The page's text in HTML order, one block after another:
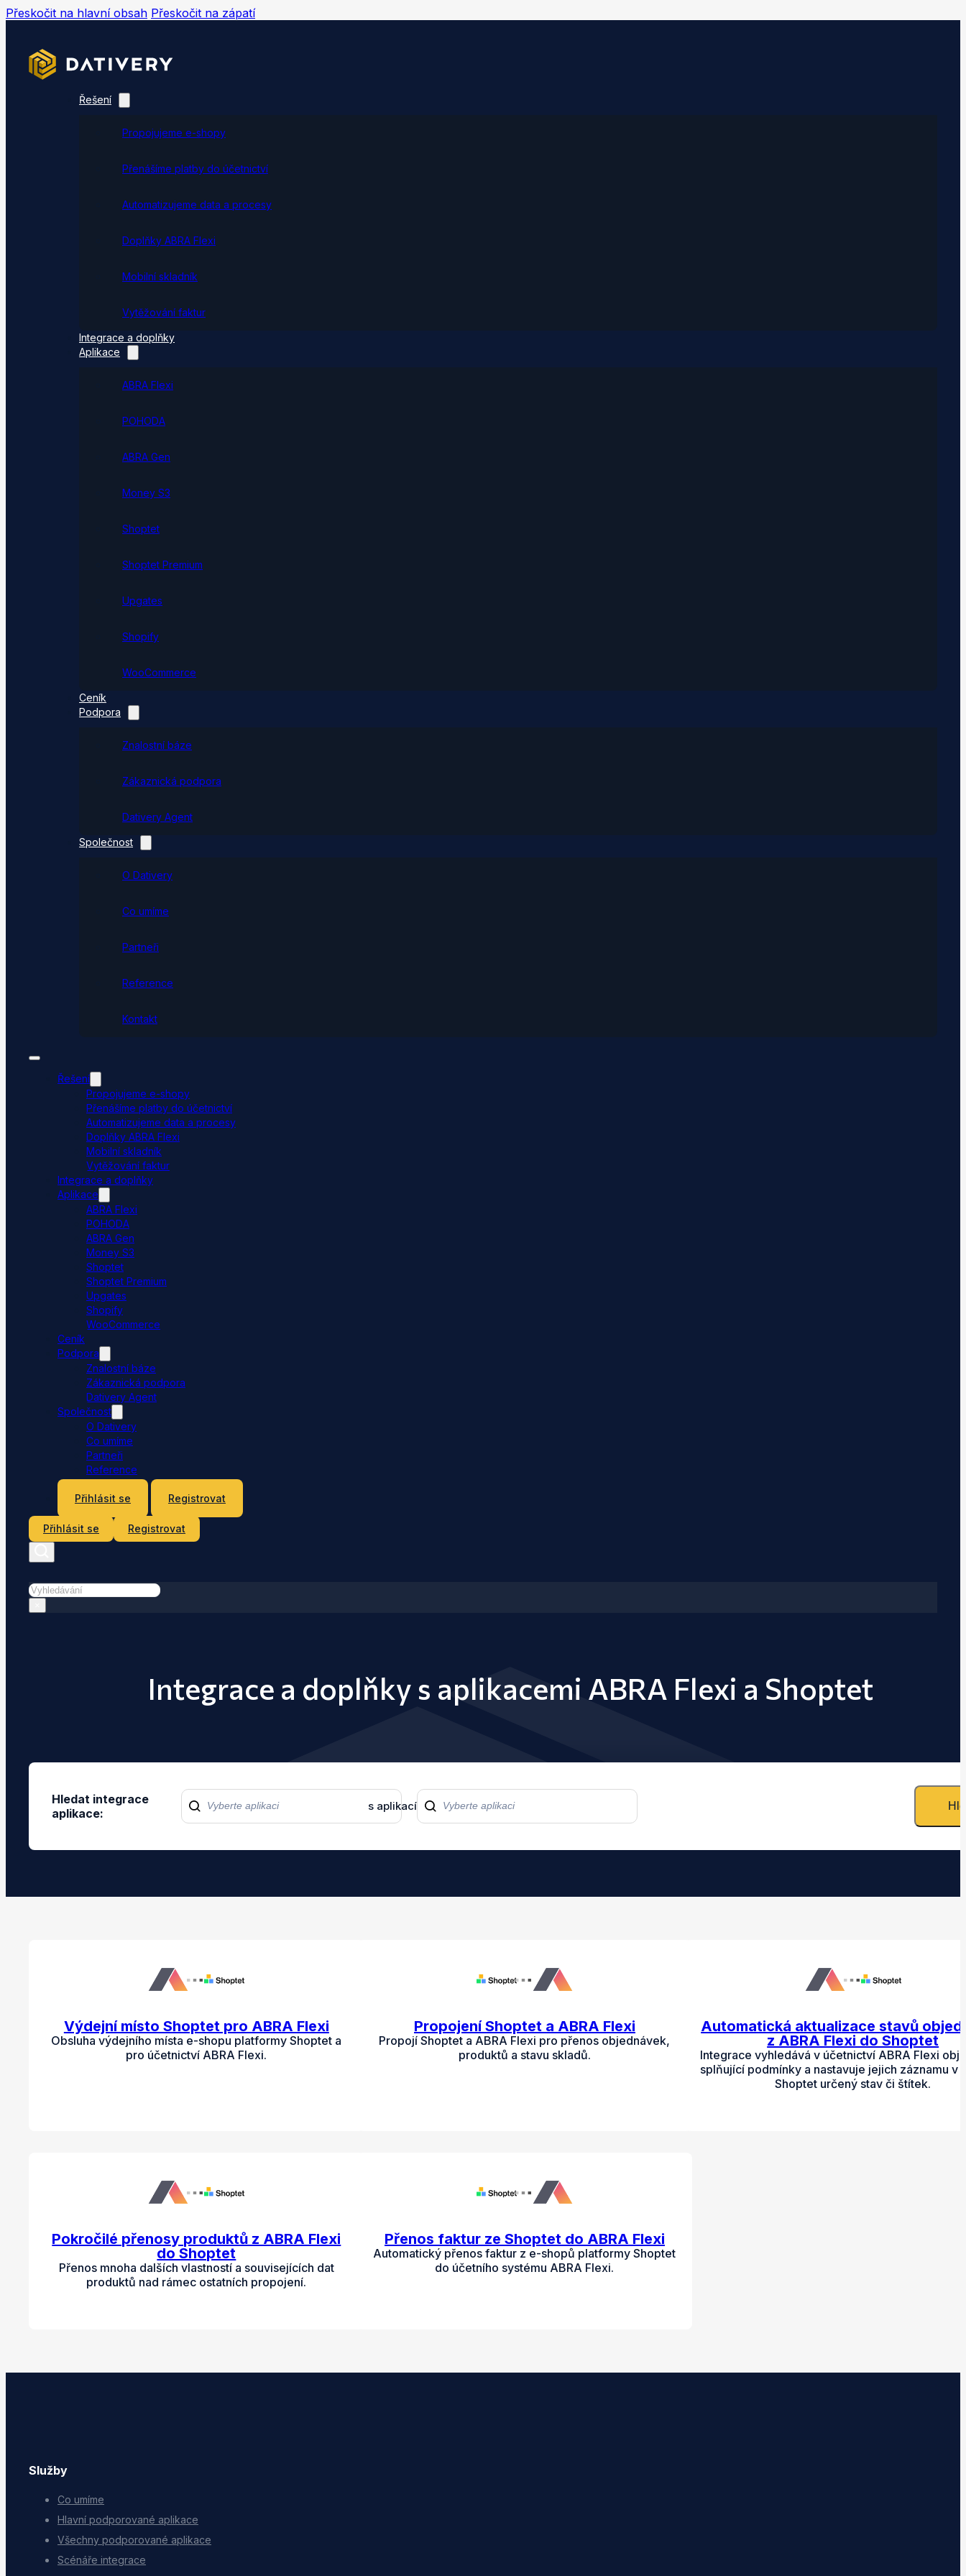
Přeskočit na hlavní obsah Přeskočit na zápatí
Řešení
Propojujeme e-shopy
Přenášíme platby do účetnictví
Automatizujeme data a procesy
Doplňky ABRA Flexi
Mobilní skladník
Vytěžování faktur
Integrace a doplňky
Aplikace
ABRA Flexi
POHODA
ABRA Gen
Money S3
Shoptet
Shoptet Premium
Upgates
Shopify
WooCommerce
Ceník
Podpora
Znalostní báze
Zákaznická podpora
Dativery Agent
Společnost
O Dativery
Co umíme
Partneři
Reference
Kontakt
Řešení
Propojujeme e-shopy
Přenášíme platby do účetnictví
Automatizujeme data a procesy
Doplňky ABRA Flexi
Mobilní skladník
Vytěžování faktur
Integrace a doplňky
Aplikace
ABRA Flexi
POHODA
ABRA Gen
Money S3
Shoptet
Shoptet Premium
Upgates
Shopify
WooCommerce
Ceník
Podpora
Znalostní báze
Zákaznická podpora
Dativery Agent
Společnost
O Dativery
Co umíme
Partneři
Reference
Přihlásit se
Registrovat
Přihlásit se Registrovat
Hledat
Integrace a doplňky s aplikacemi ABRA Flexi a Shoptet
Hledat integrace
aplikace:
s aplikací
Výdejní místo Shoptet pro ABRA Flexi
Obsluha výdejního místa e-shopu platformy Shoptet a
pro účetnictví ABRA Flexi.
Propojení Shoptet a ABRA Flexi
Propojí Shoptet a ABRA Flexi pro přenos objednávek,
produktů a stavu skladů.
Automatická aktualizace stavů
z ABRA Flexi do Shoptet
Integrace vyhledává v účetnictví ABRA Flexi
splňující podmínky a nastavuje jejich záznamu v
Shoptet určený stav či štítek.
Pokročilé přenosy produktů z ABRA Flexi
do Shoptet
Přenos mnoha dalších vlastností a souvisejících dat
produktů nad rámec ostatních propojení.
Přenos faktur ze Shoptet do ABRA Flexi
Automatický přenos faktur z e-shopů platformy Shoptet
do účetního systému ABRA Flexi.
Služby
Co umíme
Hlavní podporované aplikace
Všechny podporované aplikace
Scénáře integrace